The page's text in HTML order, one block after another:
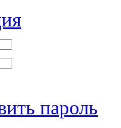
пароль